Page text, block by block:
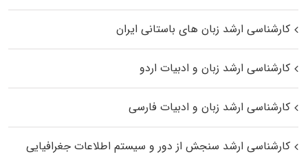
کارشناسی ارشد زبان‌ های باستانی ایران
کارشناسی ارشد زبان و ادبیات اردو
کارشناسی ارشد زبان و ادبیات فارسی
کارشناسی ارشد سنجش از دور و سیستم اطلاعات جغرافیایی